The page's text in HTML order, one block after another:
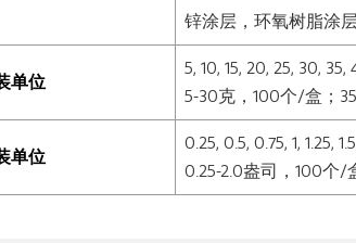
锌涂层，环氧树脂涂
单位
5, 10, 15, 20, 25, 30,
5-30克，100个/盒；
单位
0.25, 0.5, 0.75, 1, 1.25,
0.25-2.0盎司，100个/